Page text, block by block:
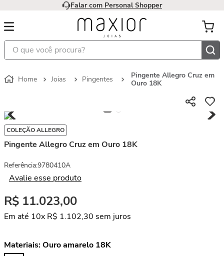
Falar com Personal Shopper
O que você procura?
Joias Pingentes
Pingente Allegro Cruz em
Ouro 18K
COLEÇÃO ALLEGRO
Pingente Allegro Cruz em Ouro 18K
Referência:9780410A
Avalie esse produto
R$ 11.023,00
Em até 10x R$ 1.102,30 sem juros
Materiais:Ouro amarelo 18K